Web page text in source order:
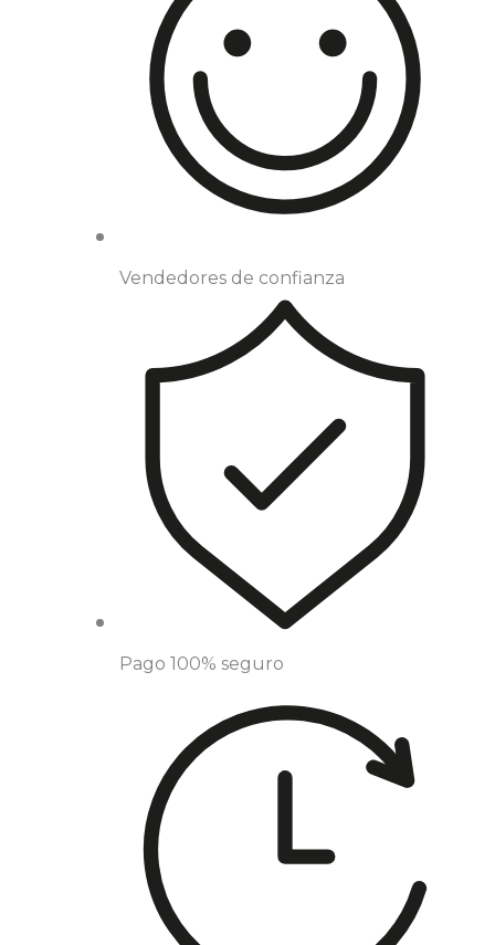
Vendedores de confianza
Pago 100% seguro